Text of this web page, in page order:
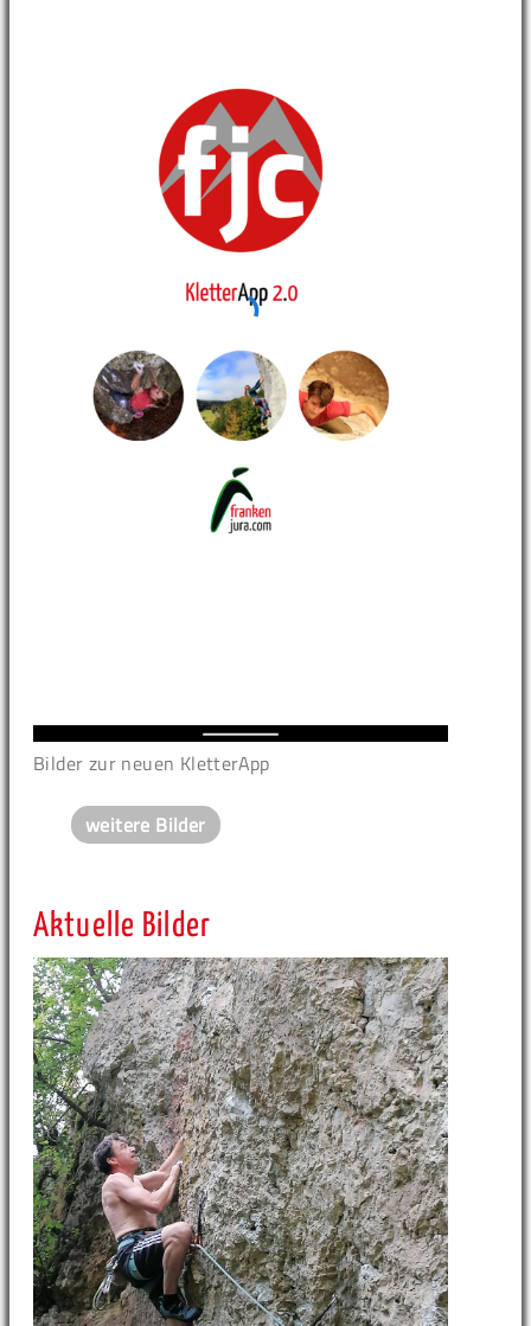
Bilder zur neuen KletterApp
weitere Bilder
Aktuelle Bilder